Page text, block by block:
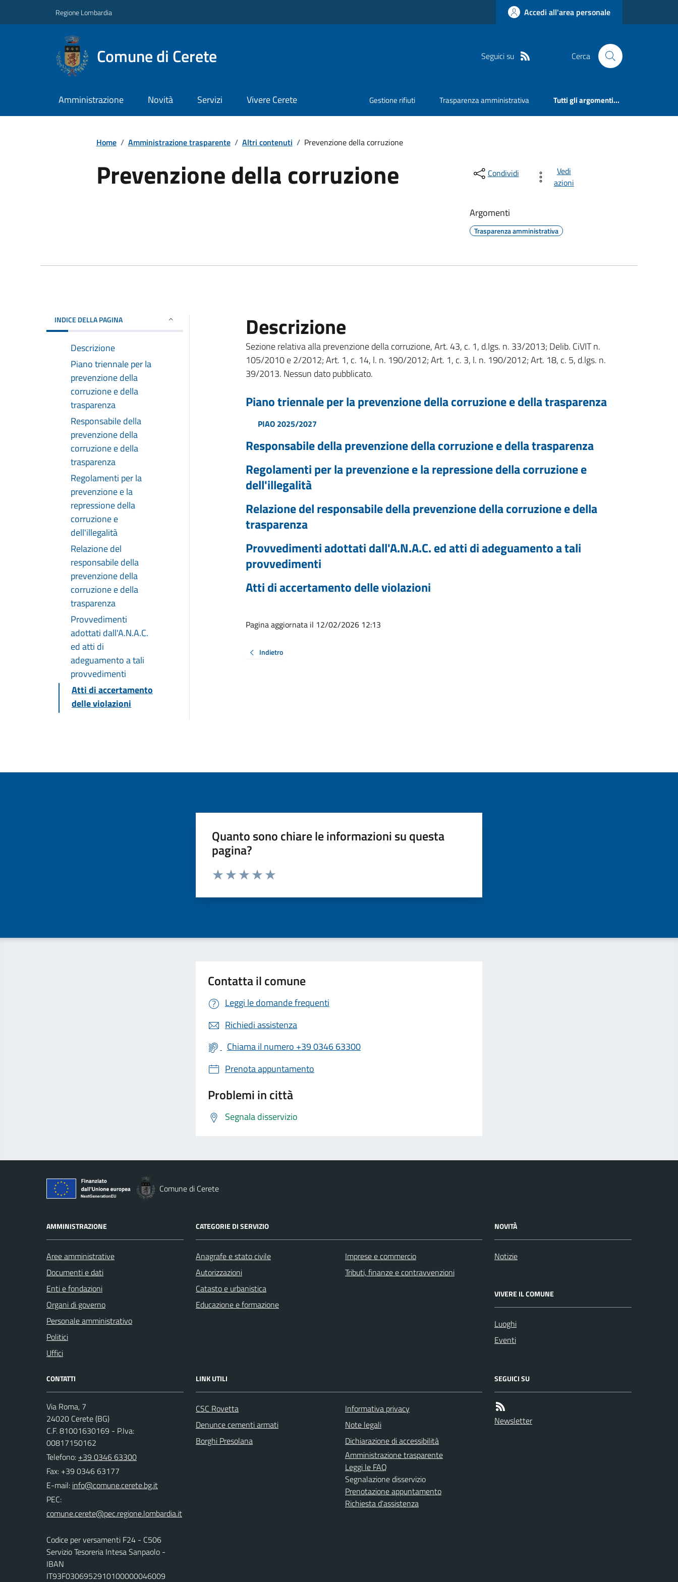
Regione Lombardia Accedi all'area personale
Comune di Cerete Seguici su Cerca
Amministrazione Novità Servizi Vivere Cerete Gestione rifiuti Trasparenza amministrativa Tutti gli argomenti...
Home / Amministrazione trasparente / Altri contenuti / Prevenzione della corruzione
Prevenzione della corruzione Condividi
Vedi
azioni
Argomenti
Trasparenza amministrativa
INDICE DELLA PAGINA
Descrizione
Piano triennale per la
prevenzione della
corruzione e della
trasparenza
Responsabile della
prevenzione della
corruzione e della
trasparenza
Regolamenti per la
prevenzione e la
repressione della
corruzione e
dell'illegalità
Relazione del
responsabile della
prevenzione della
corruzione e della
trasparenza
Provvedimenti
adottati dall'A.N.A.C.
ed atti di
adeguamento a tali
provvedimenti
Atti di accertamento
delle violazioni
Descrizione
Sezione relativa alla prevenzione della corruzione, Art. 43, c. 1, d.lgs. n. 33/2013; Delib. CiVIT n.
105/2010 e 2/2012; Art. 1, c. 14, l. n. 190/2012; Art. 1, c. 3, l. n. 190/2012; Art. 18, c. 5, d.lgs. n.
39/2013. Nessun dato pubblicato.
Piano triennale per la prevenzione della corruzione e della trasparenza
PIAO 2025/2027
Responsabile della prevenzione della corruzione e della trasparenza
Regolamenti per la prevenzione e la repressione della corruzione e
dell'illegalità
Relazione del responsabile della prevenzione della corruzione e della
trasparenza
Provvedimenti adottati dall'A.N.A.C. ed atti di adeguamento a tali
provvedimenti
Atti di accertamento delle violazioni
Pagina aggiornata il 12/02/2026 12:13
Indietro
Quanto sono chiare le informazioni su questa
pagina?
Valuta da 1 a 5 stelle la pagina
Contatta il comune
Leggi le domande frequenti
Richiedi assistenza
Chiama il numero +39 0346 63300
Prenota appuntamento
Problemi in città
Segnala disservizio
Comune di Cerete
AMMINISTRAZIONE
Aree amministrative
Documenti e dati
Enti e fondazioni
Organi di governo
Personale amministrativo
Politici
Uffici
CATEGORIE DI SERVIZIO
Anagrafe e stato civile
Autorizzazioni
Catasto e urbanistica
Educazione e formazione
Imprese e commercio
Tributi, finanze e contravvenzioni
NOVITÀ
Notizie
VIVERE IL COMUNE
Luoghi
Eventi
CONTATTI
Via Roma, 7
24020 Cerete (BG)
C.F. 81001630169 - P.Iva:
00817150162
Telefono: +39 0346 63300
Fax: +39 0346 63177
E-mail:
PEC:
Codice per versamenti F24 - C506
Servizio Tesoreria Intesa Sanpaolo -
IBAN
IT93F0306952910100000046009
LINK UTILI
CSC Rovetta
Denunce cementi armati
Borghi Presolana
Informativa privacy
Note legali
Dichiarazione di accessibilità
Amministrazione trasparente
Leggi le FAQ
Segnalazione disservizio
Prenotazione appuntamento
Richiesta d'assistenza
SEGUICI SU
Newsletter